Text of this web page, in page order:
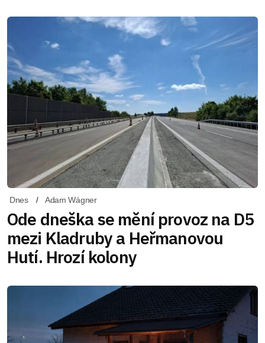
Dnes Adam Wágner
Ode dneška se mění provoz na D5
mezi Kladruby a Heřmanovou
Hutí. Hrozí kolony